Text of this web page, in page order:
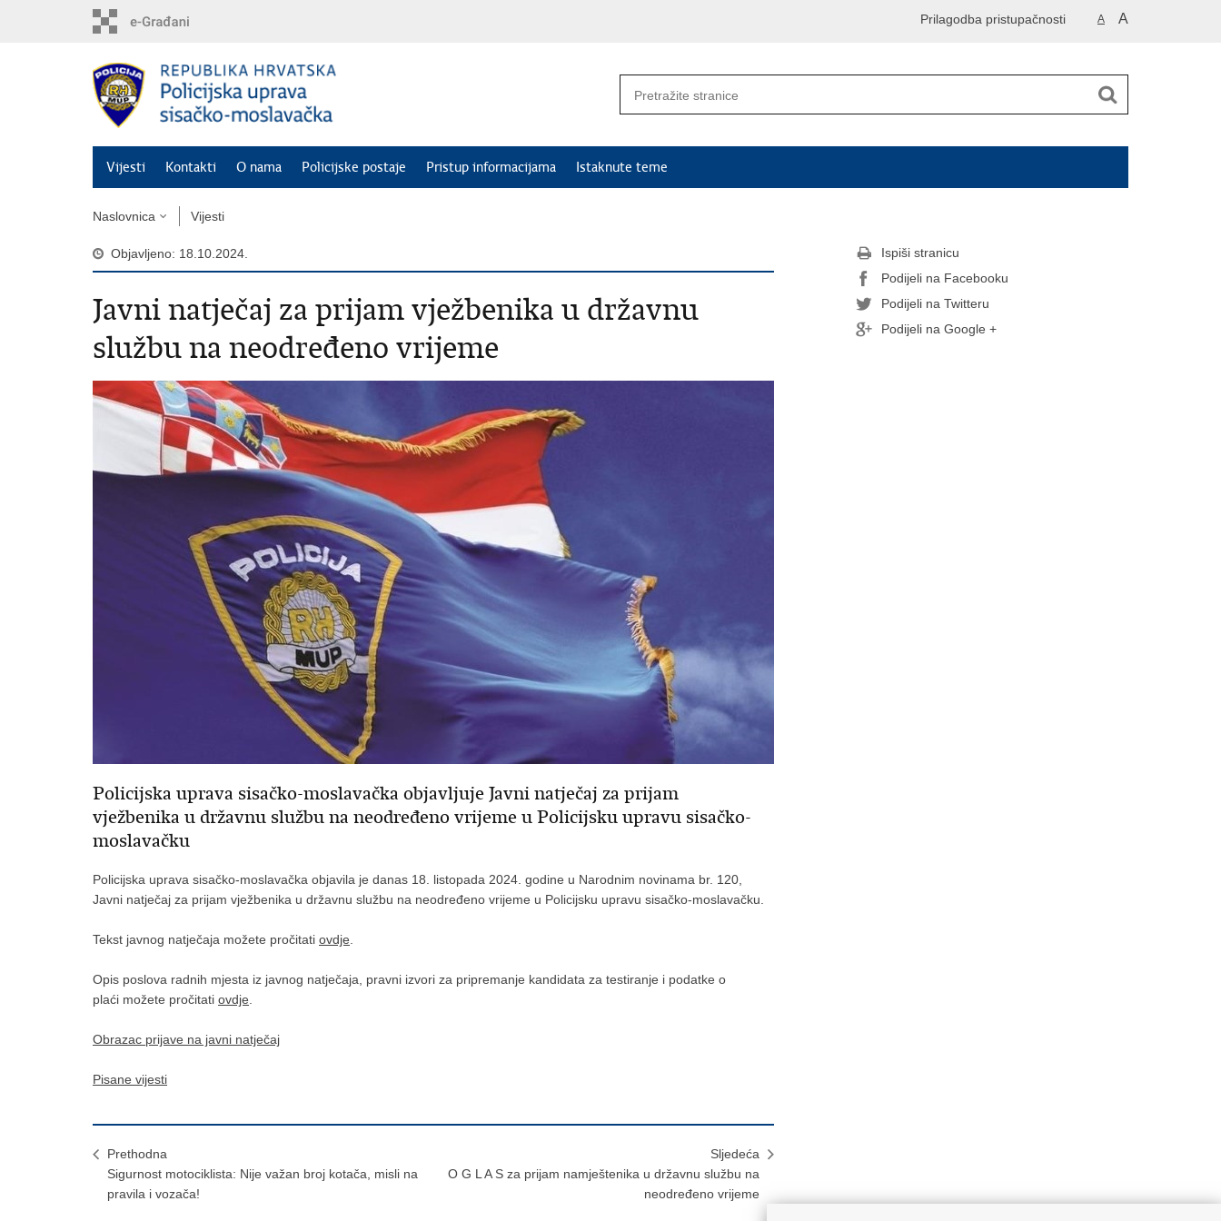
A A
Prilagodba pristupačnosti
Vijesti Kontakti O nama Policijske postaje Pristup informacijama Istaknute teme
Naslovnica Vijesti
Objavljeno: 18.10.2024.
Javni natječaj za prijam vježbenika u državnu
službu na neodređeno vrijeme
Policijska uprava sisačko-moslavačka objavljuje Javni natječaj za prijam
vježbenika u državnu službu na neodređeno vrijeme u Policijsku upravu sisačko-
moslavačku
Policijska uprava sisačko-moslavačka objavila je danas 18. listopada 2024. godine u Narodnim novinama br. 120,
Javni natječaj za prijam vježbenika u državnu službu na neodređeno vrijeme u Policijsku upravu sisačko-moslavačku.
Tekst javnog natječaja možete pročitati ovdje
Opis poslova radnih mjesta iz javnog natječaja, pravni izvori za pripremanje kandidata za testiranje i podatke o
plaći možete pročitati ovdje
Obrazac prijave na javni natječaj
Pisane vijesti
Prethodna
Sigurnost motociklista: Nije važan broj kotača, misli na
pravila i vozača!
Sljedeća
O G L A S za prijam namještenika u državnu službu na
neodređeno vrijeme
Ispiši stranicu
Podijeli na Facebooku
Podijeli na Twitteru
Podijeli na Google +